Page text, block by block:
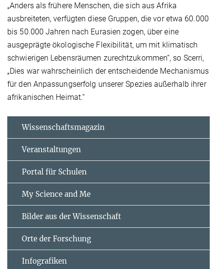
„Anders als frühere Menschen, die sich aus Afrika
ausbreiteten, verfügten diese Gruppen, die vor etwa 60.000
bis 50.000 Jahren nach Eurasien zogen, über eine
ausgeprägte ökologische Flexibilität, um mit klimatisch
schwierigen Lebensräumen zurechtzukommen“, so Scerri,
„Dies war wahrscheinlich der entscheidende Mechanismus
für den Anpassungserfolg unserer Spezies außerhalb ihrer
afrikanischen Heimat.“
Wissenschaftsmagazin
Veranstaltungen
Portal für Schulen
My Science and Me
Bilder aus der Wissenschaft
Orte der Forschung
Infografiken